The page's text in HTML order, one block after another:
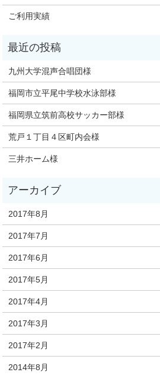
ご利用実績
九州大学混声合唱団様
福岡市立平尾中学校水泳部様
福岡県立筑前高校サッカー部様
荒戸１丁目４区町内会様
三井ホーム様
2017年8月
2017年7月
2017年6月
2017年5月
2017年4月
2017年3月
2017年2月
2014年8月